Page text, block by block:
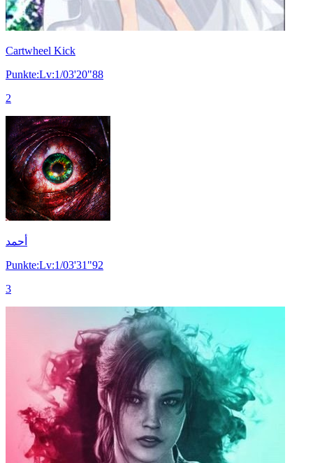
Cartwheel Kick
Punkte:Lv:1/03'20"88
2
أحمد
Punkte:Lv:1/03'31"92
3